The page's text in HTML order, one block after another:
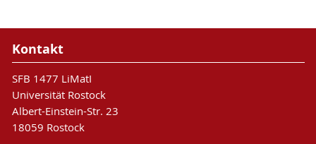
Kontakt
SFB 1477 LiMatI
Universität Rostock
Albert-Einstein-Str. 23
18059 Rostock